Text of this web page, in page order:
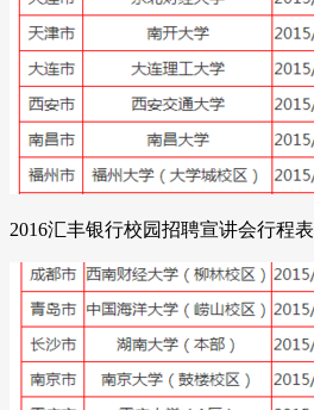
2016汇丰银行校园招聘宣讲会行程表